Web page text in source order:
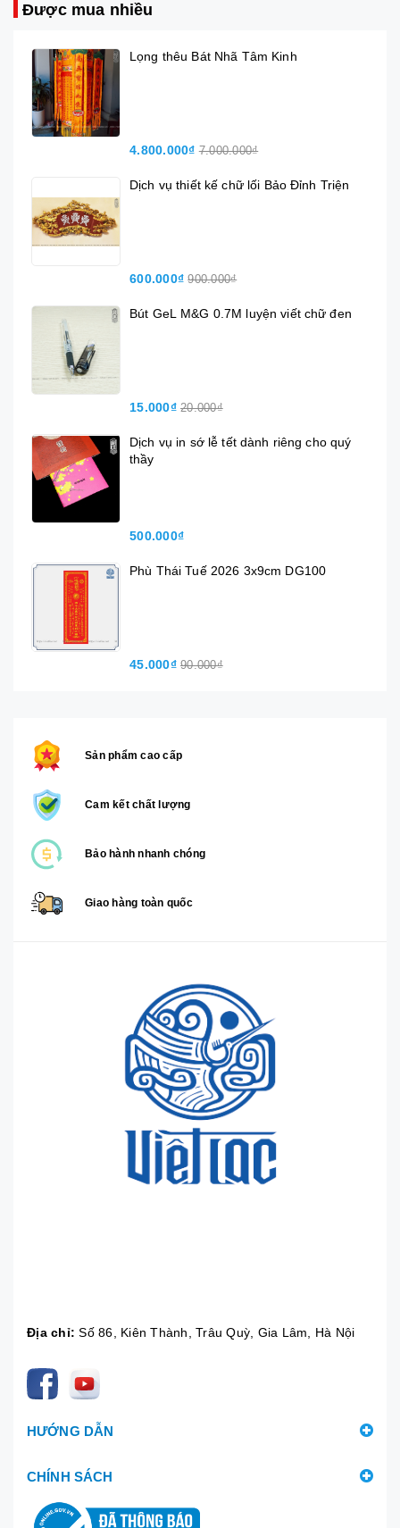
Được mua nhiều
Lọng thêu Bát Nhã Tâm Kinh
4.800.000₫ 7.000.000₫
Dịch vụ thiết kế chữ lối Bảo Đỉnh Triện
600.000₫ 900.000₫
Bút GeL M&G 0.7M luyện viết chữ đen
15.000₫ 20.000₫
Dịch vụ in sớ lễ tết dành riêng cho quý
thầy
500.000₫
Phù Thái Tuế 2026 3x9cm DG100
45.000₫ 90.000₫
Sản phẩm cao cấp
Cam kết chất lượng
Bảo hành nhanh chóng
Giao hàng toàn quốc
Địa chỉ: Số 86, Kiên Thành, Trâu Quỳ, Gia Lâm, Hà Nội
HƯỚNG DẪN
CHÍNH SÁCH